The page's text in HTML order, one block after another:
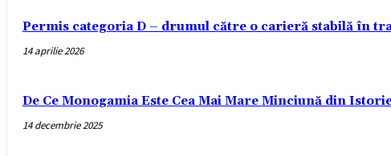
Permis categoria D – drumul către o carieră stabilă în
14 aprilie 2026
De Ce Monogamia Este Cea Mai Mare Minciună din
14 decembrie 2025